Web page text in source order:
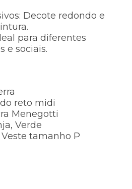
Decote redondo e
para diferentes
e sociais.
reto midi
Menegotti
Verde
Veste tamanho P